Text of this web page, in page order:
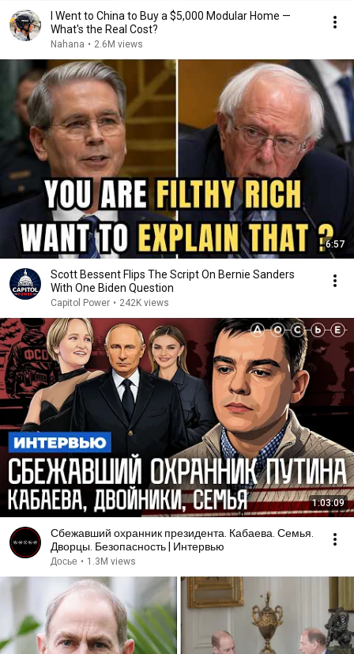
I Went to China to Buy a $5,000 Modular Home —
What's the Real Cost?
Nahana • 2.6M views
6:57
Scott Bessent Flips The Script On Bernie Sanders
With One Biden Question
Capitol Power • 242K views
1:03:09
Сбежавший охранник президента. Кабаева. Семья.
Дворцы. Безопасность | Интервью
Досье • 1.3M views